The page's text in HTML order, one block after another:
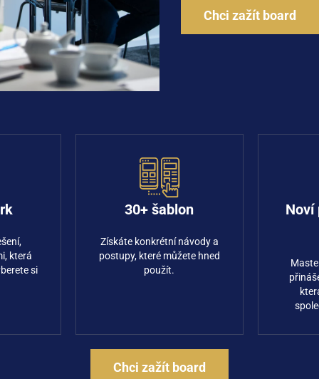
Chci zažít board
která
si
30+ šablon
Získáte konkrétní návody a
postupy, které můžete hned
použít.
Noví
Chci zažít board